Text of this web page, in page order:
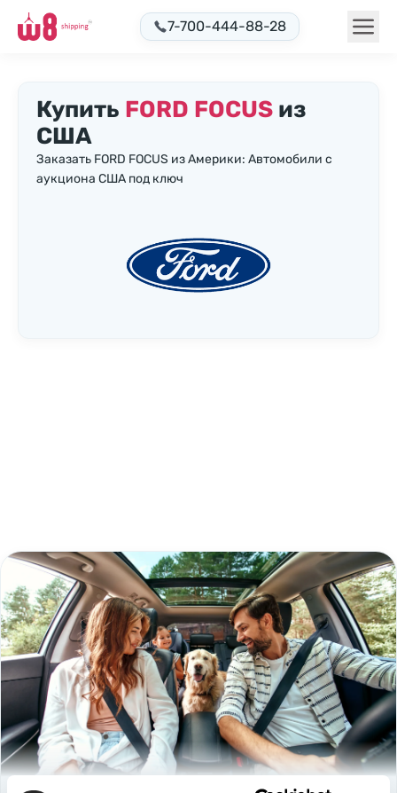
7-700-444-88-28
Купить FORD FOCUS из
США
Заказать FORD FOCUS из Америки: Автомобили с
аукциона США под ключ